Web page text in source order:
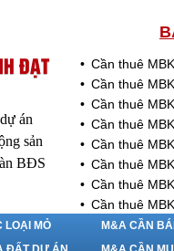
ĐẠT
án
sản
BĐS
Cần thuê
Cần thuê
Cần thuê
Cần thuê
Cần thuê
Cần thuê
Cần thuê
Cần thuê
Cần thuê
Cần thuê
LOẠI MỎ
M&A CẦN